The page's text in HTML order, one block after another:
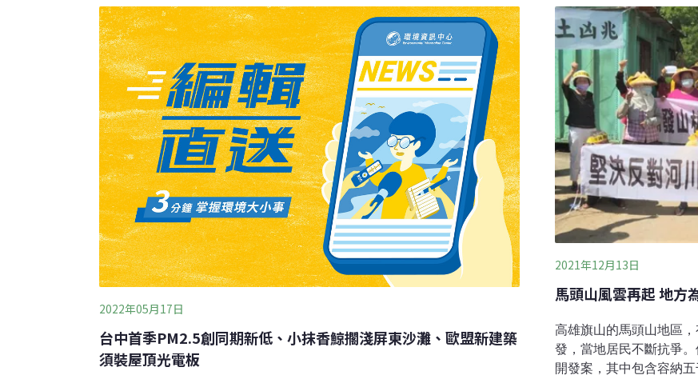
藥使用等等，嚴禁用在人類食用的禽畜，例如雞隻。為什麼出現在雞蛋
上？芬普尼有哪些危害？芬普尼雞蛋出現可能的途徑有兩種：一種是作為
農藥，在稻米和玉米上使用後，作物上有芬普尼殘留，製作成飼料後進到
雞隻體內。另一種則是被當作為環境用藥，用在雞舍除蟲，又或是直接噴
灑在雞
的放牧機器人。經過多
智慧及機器學習系統的
品質、濕度和牧草地健
最優質的營養。在草地
2022年05月17日
台中首季PM2.5創同期新低、小抹香鯨擱淺屏東沙灘、歐盟新建築
須裝屋頂光電板
2021年12月13日
馬頭山風雲再起 地方
高雄旗山的馬頭山地區
發，當地居民不斷抗爭
開發案，其中包含容納